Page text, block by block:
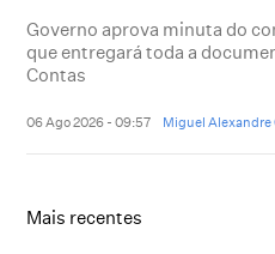
Governo aprova minuta do
que entregará toda a
Contas
06 Ago 2026 - 09:57 Miguel Alexandre
Mais recentes